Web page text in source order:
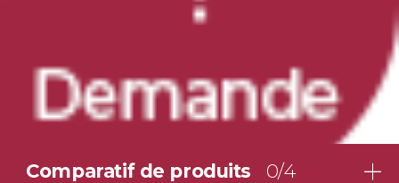
Comparatif de produits 0/4